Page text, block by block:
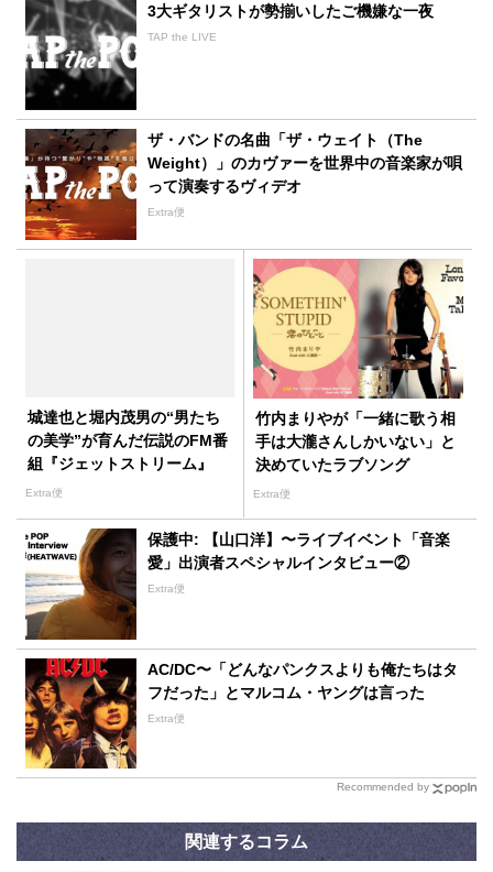
3大ギタリストが勢揃いしたご機嫌な一夜
TAP the LIVE
ザ・バンドの名曲「ザ・ウェイト（The
Weight）」のカヴァーを世界中の音楽家が唄
って演奏するヴィデオ
Extra便
城達也と堀内茂男の“男たち
の美学”が育んだ伝説のFM番
組『ジェットストリーム』
Extra便
竹内まりやが「一緒に歌う相
手は大瀧さんしかいない」と
決めていたラブソング
Extra便
保護中: 【山口洋】〜ライブイベント「音楽
愛」出演者スペシャルインタビュー②
Extra便
AC/DC〜「どんなパンクスよりも俺たちはタ
フだった」とマルコム・ヤングは言った
Extra便
Recommended by
関連するコラム